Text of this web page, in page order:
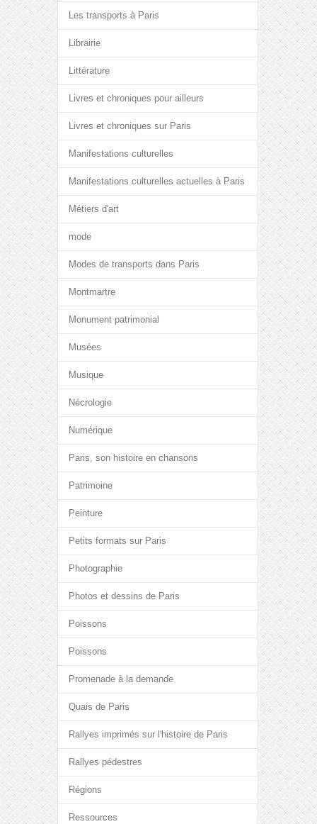
Les transports à Paris
Librairie
Littérature
Livres et chroniques pour ailleurs
Livres et chroniques sur Paris
Manifestations culturelles
Manifestations culturelles actuelles à Paris
Métiers d'art
mode
Modes de transports dans Paris
Montmartre
Monument patrimonial
Musées
Musique
Nécrologie
Numérique
Paris, son histoire en chansons
Patrimoine
Peinture
Petits formats sur Paris
Photographie
Photos et dessins de Paris
Poissons
Poissons
Promenade à la demande
Quais de Paris
Rallyes imprimés sur l'histoire de Paris
Rallyes pédestres
Régions
Ressources